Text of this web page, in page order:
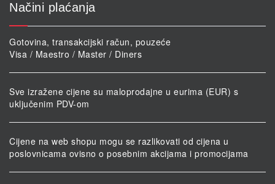
Načini plaćanja
Gotovina, transakcijski račun, pouzeće
Visa / Maestro / Master / Diners
Sve izražene cijene su maloprodajne u eurima (EUR) s
uključenim PDV-om
Cijene na web shopu mogu se razlikovati od cijena u
poslovnicama ovisno o posebnim akcijama i promocijama